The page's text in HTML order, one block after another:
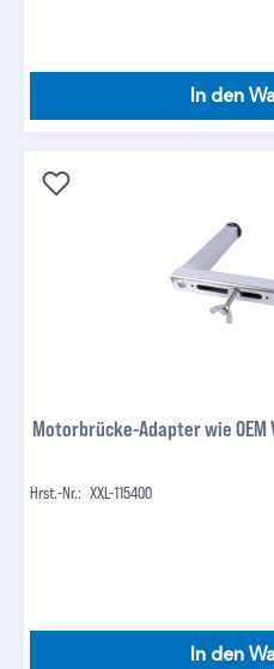
In den
Motorbrücke-Adapter wie OEM
Hrst.-Nr.: XXL-115400
In den